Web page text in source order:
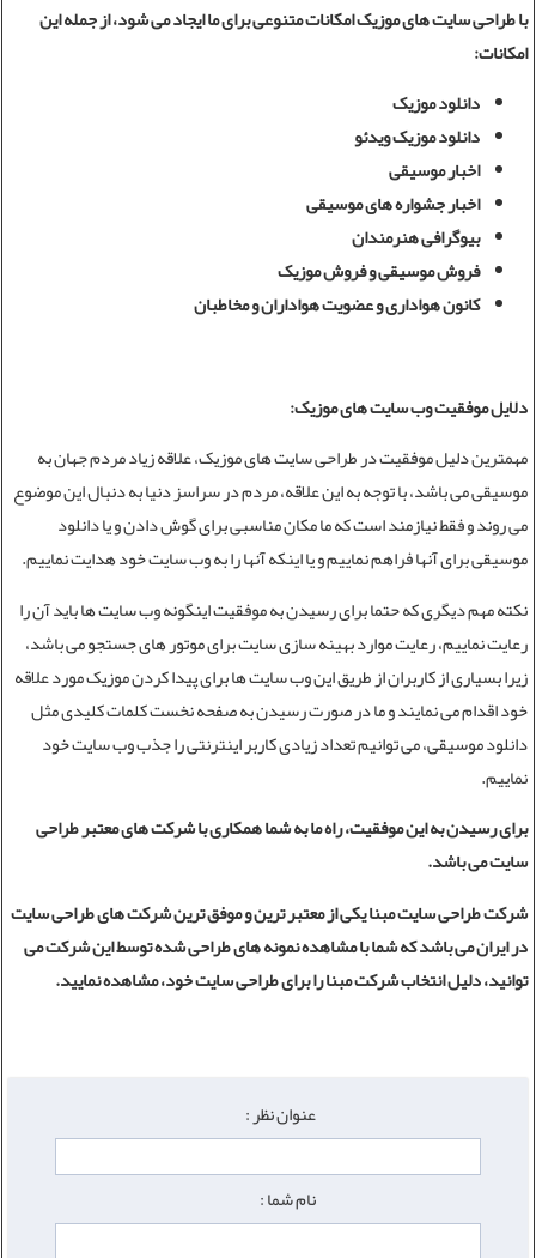
باطراحی سایتهای موزیک امکانات متنوعی برای ما ایجاد می شود، از جمله این
امکانات:
دانلود موزیک
دانلود موزیک ویدئو
اخبار موسیقی
اخبار جشواره های موسیقی
بیوگرافی هنرمندان
فروش موسیقی و فروش موزیک
کانون هواداری و عضویت هواداران و مخاطبان
دلایل موفقیت وب سایت های موزیک:
مهمترین دلیل موفقیت درطراحی سایتهای موزیک، علاقه زیاد مردم جهان به
موسیقی می باشد، با توجه به این علاقه، مردم در سراسز دنیا به دنبال این موضوع
می روند و فقط نیازمند است که ما مکان مناسبی برای گوش دادن و یا دانلود
موسیقی برای آنها فراهم نماییم و یا اینکه آنها را به وب سایت خود هدایت نماییم.
نکته مهم دیگری که حتما برای رسیدن به موفقیت اینگونه وب سایت ها باید آن را
رعایت نماییم، رعایت موارد بهینه سازی سایت برای موتور های جستجو می باشد،
زیرا بسیاری از کاربران از طریق این وب سایت ها برای پیدا کردن موزیک مورد علاقه
خود اقدام می نمایند و ما در صورت رسیدن به صفحه نخست کلمات کلیدی مثل
دانلود موسیقی، می توانیم تعداد زیادی کاربر اینترنتی را جذب وب سایت خود
نماییم.
برای رسیدن به این موفقیت، راه ما به شما همکاری باشرکت های معتبر طراحی
سایتمی باشد.
شرکت طراحی سایتمبنا یکی از معتبر ترین و موفق ترین شرکت های طراحی سایت
در ایران می باشد که شما با مشاهده نمونه های طراحی شده توسط این شرکت می
توانید، دلیل انتخاب شرکت مبنا را برایطراحی سایتخود، مشاهده نمایید.
عنوان نظر :
نام شما :